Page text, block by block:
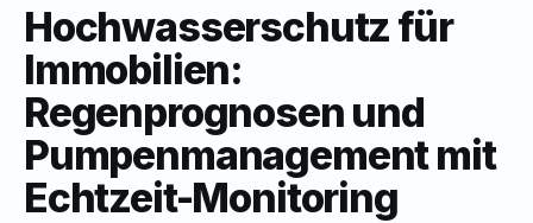
Hochwasserschutz für
Immobilien:
Regenprognosen und
Pumpenmanagement mit
Echtzeit-Monitoring